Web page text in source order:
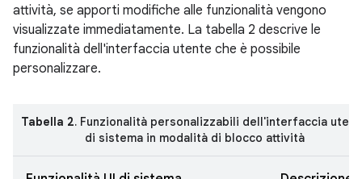
attività, se apporti modifiche alle funzionalità vengono
visualizzate immediatamente. La tabella 2 descrive le
funzionalità dell'interfaccia utente che è possibile
personalizzare.
Tabella 2. Funzionalità personalizzabili dell'interfaccia
di sistema in modalità di blocco attività